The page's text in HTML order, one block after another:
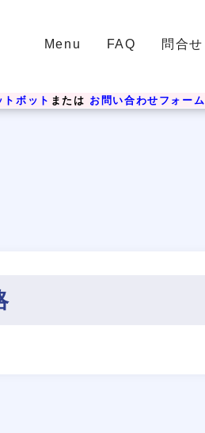
Menu FAQ 問合せ
トボット または お問い合わせフォーム